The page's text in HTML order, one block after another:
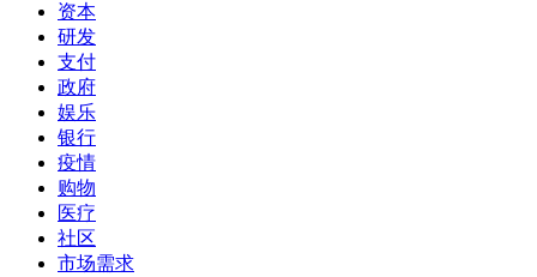
资本
研发
支付
政府
娱乐
银行
疫情
购物
医疗
社区
市场需求